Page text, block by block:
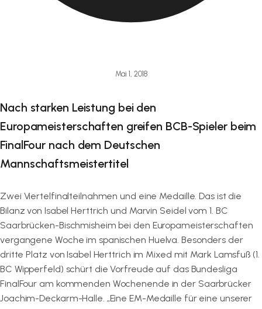
Mai 1, 2018
Nach starken Leistung bei den
Europameisterschaften greifen BCB-Spieler beim
FinalFour nach dem Deutschen
Mannschaftsmeistertitel
Zwei Viertelfinalteilnahmen und eine Medaille. Das ist die
Bilanz von Isabel Herttrich und Marvin Seidel vom 1. BC
Saarbrücken-Bischmisheim bei den Europameisterschaften
vergangene Woche im spanischen Huelva. Besonders der
dritte Platz von Isabel Herttrich im Mixed mit Mark Lamsfuß (1.
BC Wipperfeld) schürt die Vorfreude auf das Bundesliga
FinalFour am kommenden Wochenende in der Saarbrücker
Joachim-Deckarm-Halle. „Eine EM-Medaille für eine unserer